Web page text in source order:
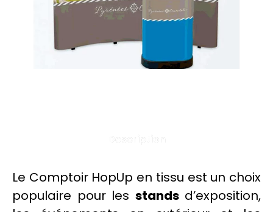
Le Comptoir HopUp en tissu est un choix
populaire pour les standsd’exposition,